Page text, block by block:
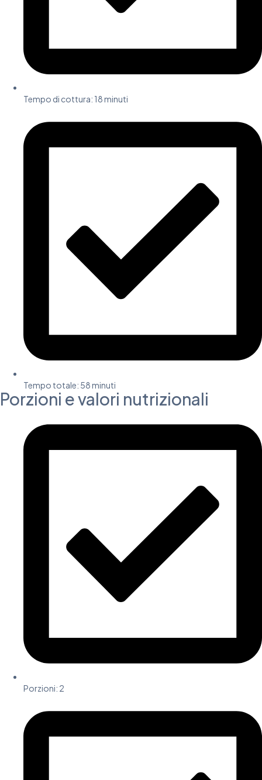
Tempo di cottura: 18 minuti​
Tempo totale: 58 minuti​
Porzioni e valori nutrizionali
Porzioni: 2​